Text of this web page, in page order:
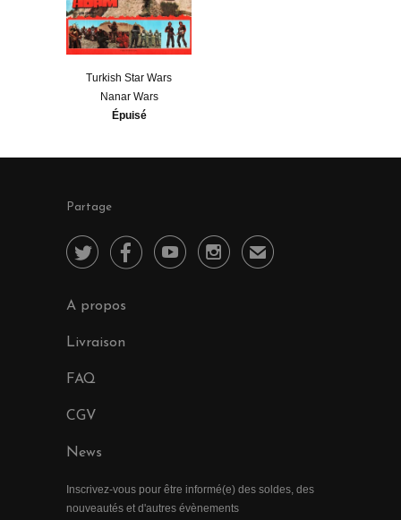
Turkish Star Wars
Nanar Wars
Épuisé
Partage
    ✉
A propos
Livraison
FAQ
CGV
News
Inscrivez-vous pour être informé(e) des soldes, des
nouveautés et d'autres évènements